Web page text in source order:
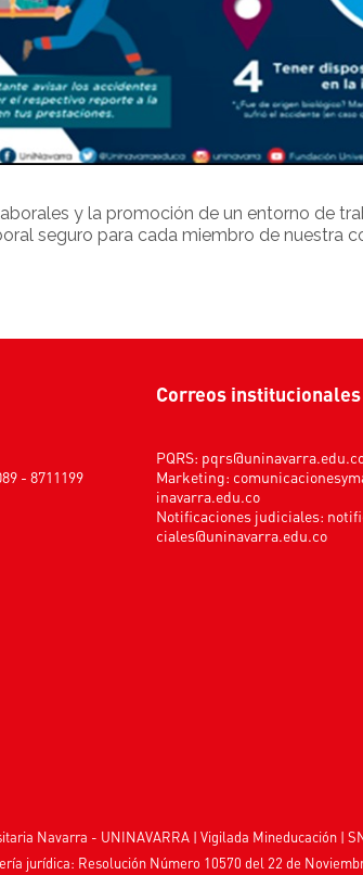
y la promoción de un entorno de
seguro para cada miembro de nuestra
- 8711199
Correos institucionales
PQRS:
Marketing:
inavarra.edu.co
Notificaciones judiciales:
ciales@uninavarra.edu.co
Navarra - UNINAVARRA | Vigilada Mineducación |
jurídica: Resolución Número 10570 del 22 de